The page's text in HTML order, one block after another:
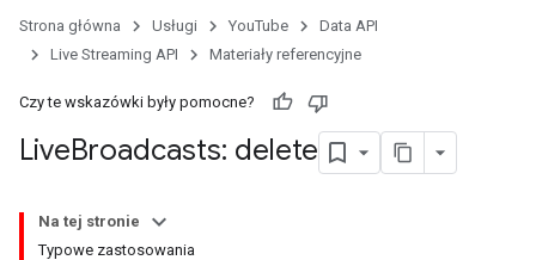
Strona główna Usługi YouTube
Data API
Live Streaming API
Materiały referencyjne
Czy te wskazówki były pomocne?
LiveBroadcasts: delete
Na tej stronie
Typowe zastosowania